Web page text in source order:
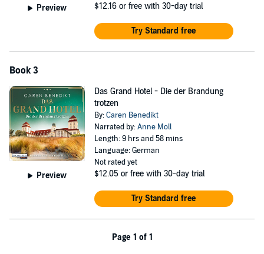
Preview $12.16 or free with 30-day trial
Try Standard free
Book 3
Preview
Das Grand Hotel - Die der Brandung
trotzen
By:Caren Benedikt
Narrated by:Anne Moll
Length: 9 hrs and 58 mins
Language: German
Not rated yet
$12.05 or free with 30-day trial
Try Standard free
Page 1 of 1